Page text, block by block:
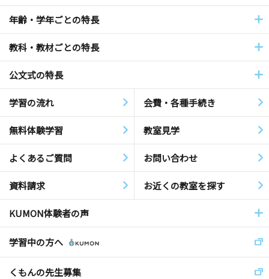
年齢・学年ごとの特長
教科・教材ごとの特長
公文式の特長
学習の流れ 会費・各種手続き
無料体験学習 教室見学
よくあるご質問 お問い合わせ
資料請求 お近くの教室を探す
KUMON体験者の声
学習中の方へ
くもんの先生募集